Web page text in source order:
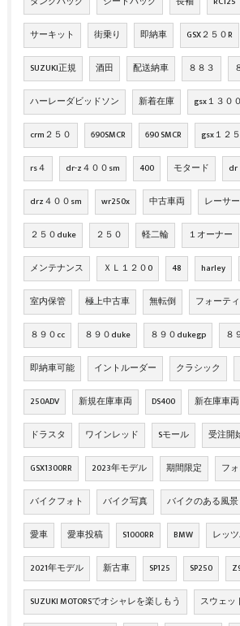
サーキット 街乗り 即納車 GSX２５０R
SUZUKI正規 酒田 配送納車 ８８３
ハーレーダビッドソン 新着在庫 gsx１３０
crm２５０ 690SMCR 690 SMCR gsx１２５
rs４ dr-z４００sm 400 モタード dr
drz４００sm wr250x 中古車両 レーサ
２５０duke ２５０ 軽二輪 １オーナー
メンテナンス ＸＬ１２０0 48 harley
室内保管 極上中古車 無転倒 フォーテ
８９０cc ８９０duke ８９０dukegp ８
即納車可能 イントルーダー クラシック
250ADV 新規在庫車両 DS400 新在庫車両
ドラスタ ワインレッド Sモール 受注開
GSX1300RR 2023年モデル 期間限定 フ
バイクフォト バイク写真 バイクのある風景
愛車 愛車投稿 S1000RR BMW レッ
2021年モデル 新古車 SP125 SP250
SUZUKI MOTORSでオシャレを楽しもう スウェッ